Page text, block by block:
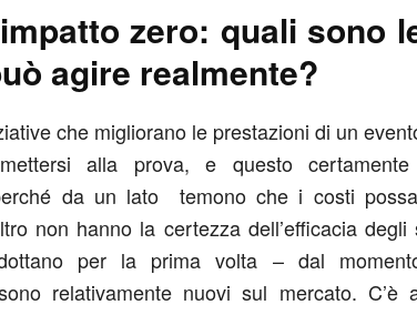
zero: quali sono
agire realmente?
che migliorano le prestazioni di un
alla prova, e questo certamente
da un lato temono che i costi
non hanno la certezza dell’efficacia
per la prima volta – dal
relativamente nuovi sul mercato. C’è